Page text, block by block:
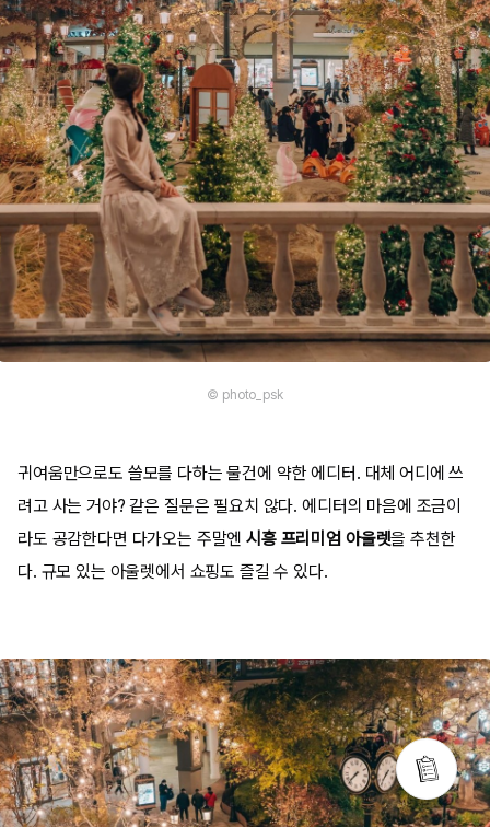
© photo_psk
귀여움만으로도 쓸모를 다하는 물건에 약한 에디터. 대체 어디에 쓰
려고 사는 거야? 같은 질문은 필요치 않다. 에디터의 마음에 조금이
라도 공감한다면 다가오는 주말엔시흥 프리미엄 아울렛을 추천한
다. 규모 있는 아울렛에서 쇼핑도 즐길 수 있다.